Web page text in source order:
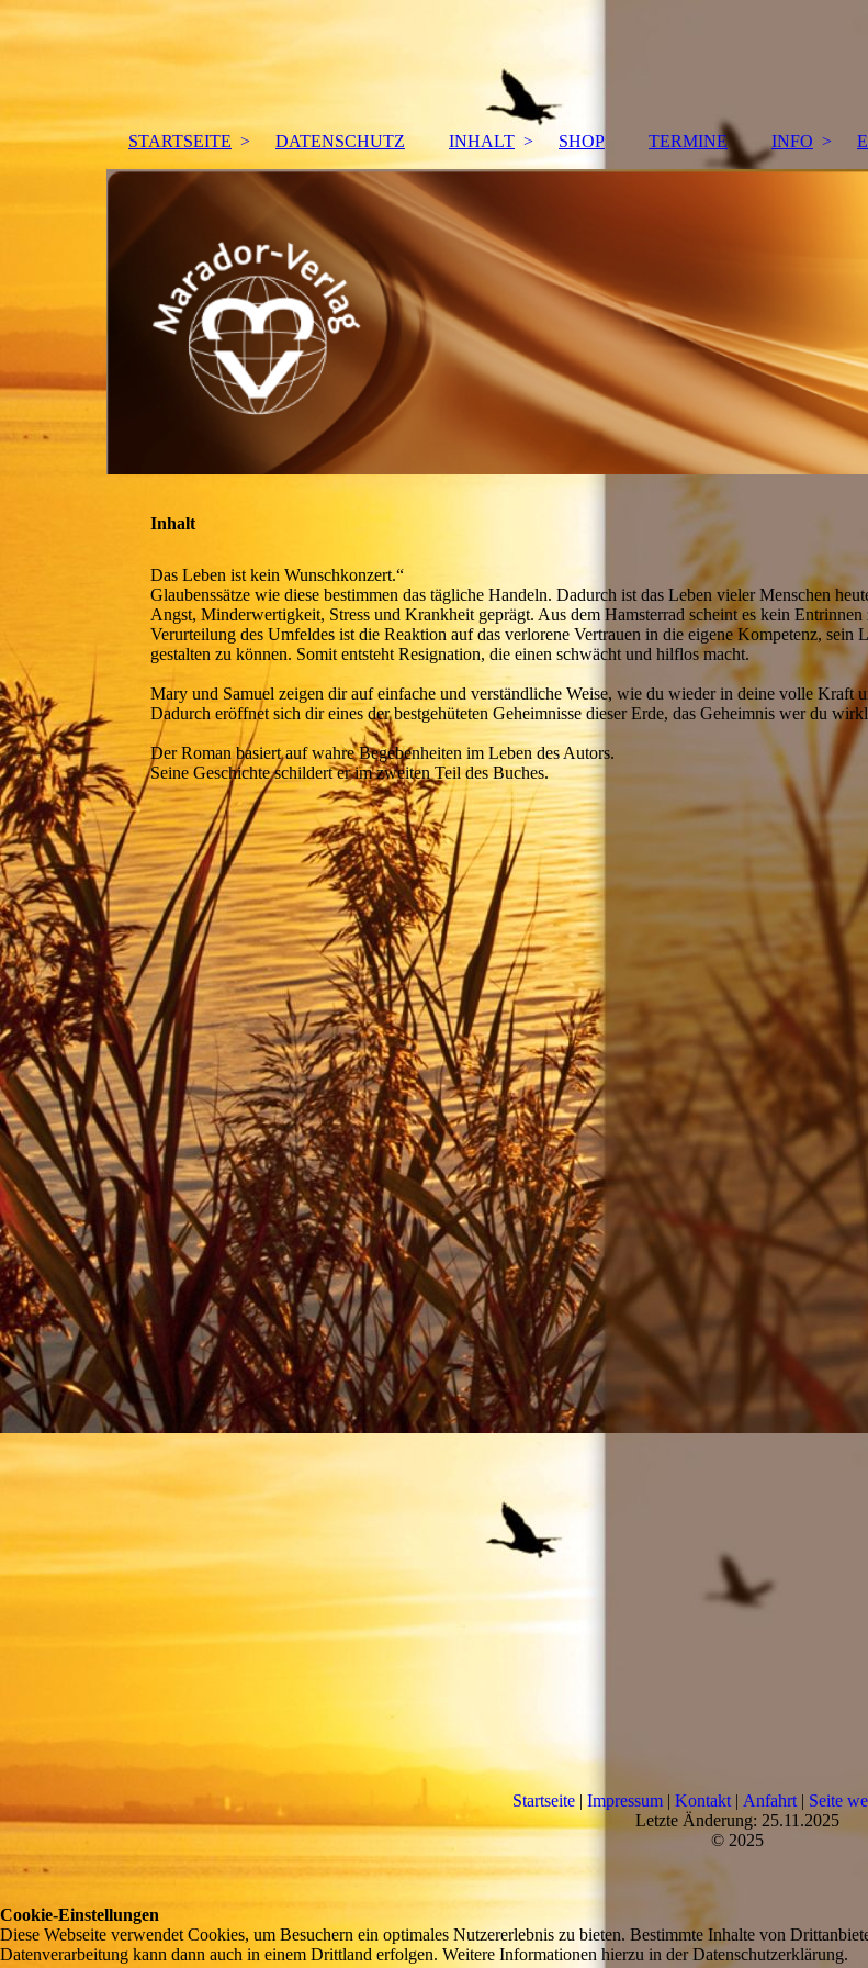
STARTSEITE DATENSCHUTZ INHALT SHOP TERMINE INFO
Inhalt
Das Leben ist kein Wunschkonzert.“
Glaubenssätze wie diese bestimmen das tägliche Handeln. Dadurch ist das Leben vieler Menschen
Angst, Minderwertigkeit, Stress und Krankheit geprägt. Aus dem Hamsterrad scheint es kein Entrinnen
Verurteilung des Umfeldes ist die Reaktion auf das verlorene Vertrauen in die eigene Kompetenz, sein
gestalten zu können. Somit entsteht Resignation, die einen schwächt und hilflos macht.
Mary und Samuel zeigen dir auf einfache und verständliche Weise, wie du wieder in deine volle Kraft
Dadurch eröffnet sich dir eines der bestgehüteten Geheimnisse dieser Erde, das Geheimnis wer du
Der Roman basiert auf wahre Begebenheiten im Leben des Autors.
Seine Geschichte schildert er im zweiten Teil des Buches.
Startseite | Impressum | Kontakt | Anfahrt | Seite
Letzte Änderung: 25.11.2025
© 2025
Cookie-Einstellungen
Diese Webseite verwendet Cookies, um Besuchern ein optimales Nutzererlebnis zu bieten. Bestimmte Inhalte von
Datenverarbeitung kann dann auch in einem Drittland erfolgen. Weitere Informationen hierzu in der Datenschutzerklärung.